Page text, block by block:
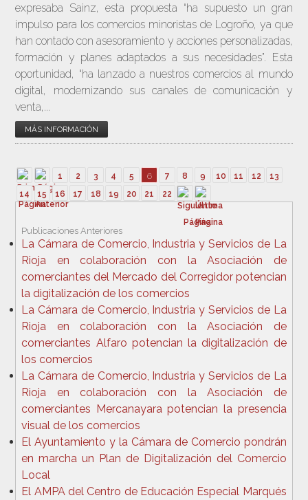
expresaba Sainz, esta propuesta “ha supuesto un gran
impulso para los comercios minoristas de Logroño, ya que
han contado con asesoramiento y acciones personalizadas,
formación y planes adaptados a sus necesidades”. Esta
oportunidad, “ha lanzado a nuestros comercios al mundo
digital, modernizando sus canales de comunicación y
venta,...
MÁS INFORMACIÓN
1 2 3 4 5 6 7 8 9 10 11 12
13
14
15 16 17 18 19 20 21 22
Publicaciones Anteriores
La Cámara de Comercio, Industria y Servicios de La
Rioja en colaboración con la Asociación de
comerciantes del Mercado del Corregidor potencian
la digitalización de los comercios
La Cámara de Comercio, Industria y Servicios de La
Rioja en colaboración con la Asociación de
comerciantes Alfaro potencian la digitalización de
los comercios
La Cámara de Comercio, Industria y Servicios de La
Rioja en colaboración con la Asociación de
comerciantes Mercanayara potencian la presencia
visual de los comercios
El Ayuntamiento y la Cámara de Comercio pondrán
en marcha un Plan de Digitalización del Comercio
Local
El AMPA del Centro de Educación Especial Marqués